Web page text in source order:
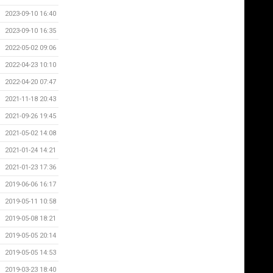
2023-09-10 16:40
2023-09-10 16:35
2022-05-02 09:06
2022-04-23 10:10
2022-04-20 07:47
2021-11-18 20:43
2021-09-26 19:45
2021-05-02 14:08
2021-01-24 14:21
2021-01-23 17:36
2019-06-06 16:17
2019-05-11 10:58
2019-05-08 18:21
2019-05-05 20:14
2019-05-05 14:53
2019-03-23 18:40